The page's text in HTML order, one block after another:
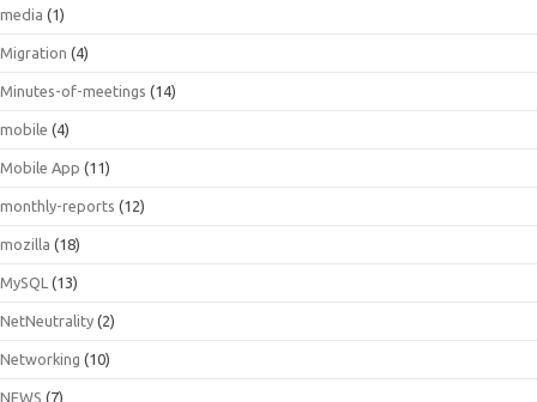
media (1)
Migration (4)
Minutes-of-meetings (14)
mobile (4)
Mobile App (11)
monthly-reports (12)
mozilla (18)
MySQL (13)
NetNeutrality (2)
Networking (10)
NEWS (7)